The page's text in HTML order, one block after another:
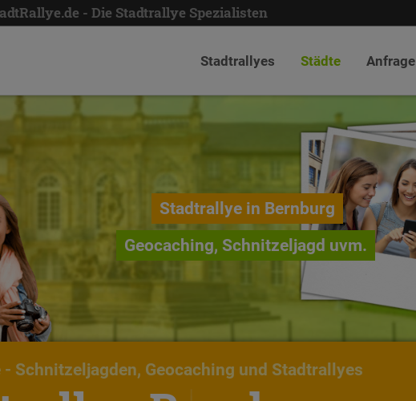
- Die Stadtrallye Spezialisten
Stadtrallyes Städte Anfrage
Stadtrallye in Bernburg
Geocaching, Schnitzeljagd uvm.
- Schnitzeljagden, Geocaching und Stadtrallyes